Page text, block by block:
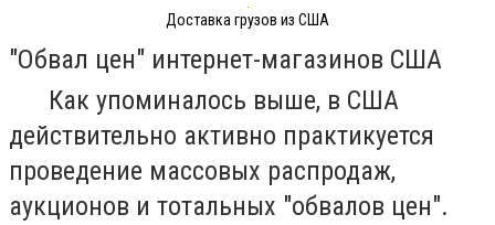
Доставка грузов из США
"Обвал цен" интернет-магазинов США
Как упоминалось выше, в США
действительно активно практикуется
проведение массовых распродаж,
аукционов и тотальных "обвалов цен".